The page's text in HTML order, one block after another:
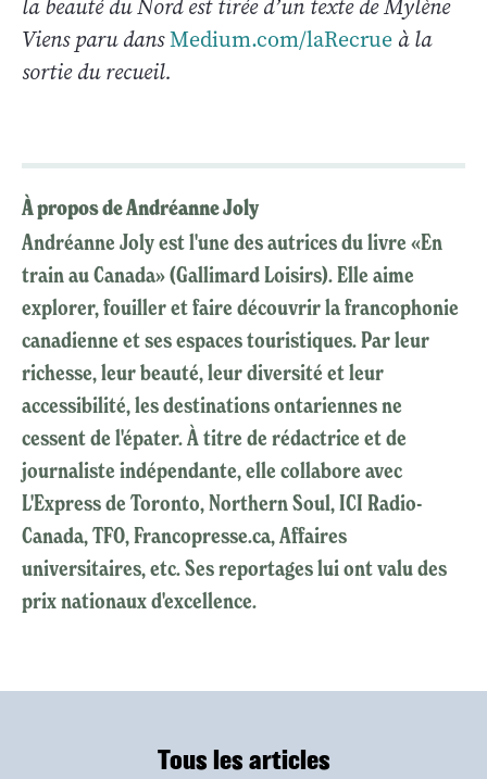
la beauté du Nord est tirée d’un texte de Mylène
Viens paru dansMedium.com/laRecrue à la
sortie du recueil.
À propos de Andréanne Joly
Andréanne Joly est l'une des autrices du livre «En
train au Canada» (Gallimard Loisirs). Elle aime
explorer, fouiller et faire découvrir la francophonie
canadienne et ses espaces touristiques. Par leur
richesse, leur beauté, leur diversité et leur
accessibilité, les destinations ontariennes ne
cessent de l'épater. À titre de rédactrice et de
journaliste indépendante, elle collabore avec
L'Express de Toronto, Northern Soul, ICI Radio-
Canada, TFO, Francopresse.ca, Affaires
universitaires, etc. Ses reportages lui ont valu des
prix nationaux d'excellence.
Tous les articles